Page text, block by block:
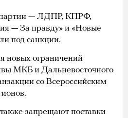
партии — ЛДПР, КПРФ,
— За правду» и «Новые
под санкции.
новых ограничений
МКБ и Дальневосточного
со Всероссийским
запрещают поставки